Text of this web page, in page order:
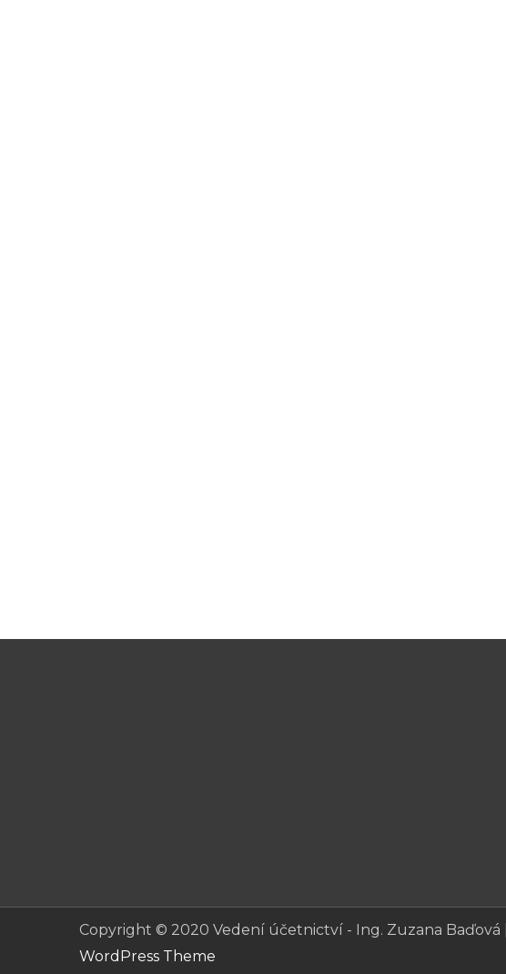
Copyright © 2020 Vedení účetnictví - Ing. Zuzana Baďová
WordPress Theme